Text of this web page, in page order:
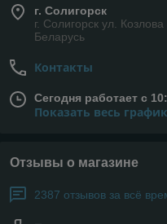
г. Солигорск
г. Солигорск ул.
Беларусь
Контакты
Сегодня работает с
Показать весь
Отзывы о магазине
2387 отзывов за всё